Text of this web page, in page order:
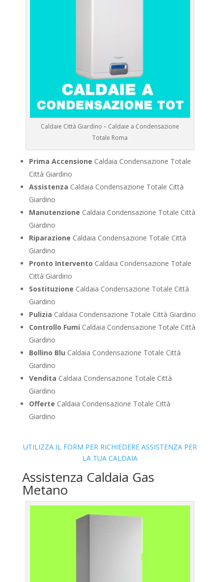
Caldaie Città Giardino – Caldaie a Condensazione
Totale Roma
Prima Accensione Caldaia Condensazione Totale
Città Giardino
Assistenza Caldaia Condensazione Totale Città
Giardino
Manutenzione Caldaia Condensazione Totale Città
Giardino
Riparazione Caldaia Condensazione Totale Città
Giardino
Pronto Intervento Caldaia Condensazione Totale
Città Giardino
Sostituzione Caldaia Condensazione Totale Città
Giardino
Pulizia Caldaia Condensazione Totale Città Giardino
Controllo Fumi Caldaia Condensazione Totale Città
Giardino
Bollino Blu Caldaia Condensazione Totale Città
Giardino
Vendita Caldaia Condensazione Totale Città
Giardino
Offerte Caldaia Condensazione Totale Città
Giardino
UTILIZZA IL FORM PER RICHIEDERE ASSISTENZA PER
LA TUA CALDAIA
Assistenza Caldaia Gas
Metano